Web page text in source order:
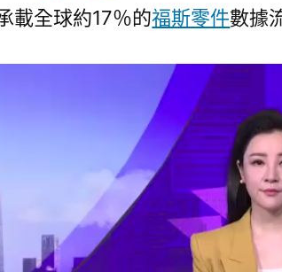
載全球約17％的福斯零件數據